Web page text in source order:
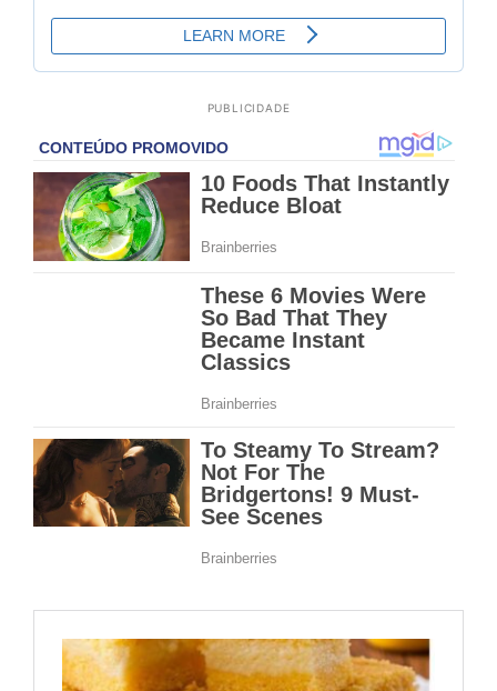
PUBLICIDADE